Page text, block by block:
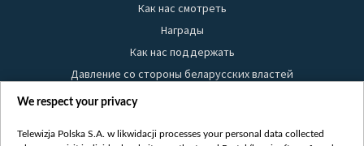
Как нас смотреть
Награды
Как нас поддержать
Давление со стороны беларусских властей
Правила использования материалов
Безопасность
We respect your privacy
Telewizja Polska S.A. w likwidacji processes your personal data collected